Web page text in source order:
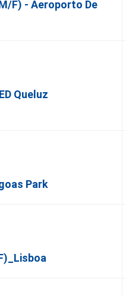
f) - Aeroporto De
Queluz
Park